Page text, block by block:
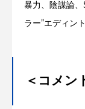
暴力、陰謀論、
ラー”エディン
＜コメ